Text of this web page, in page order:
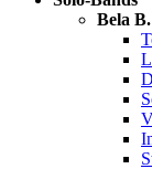
Bela